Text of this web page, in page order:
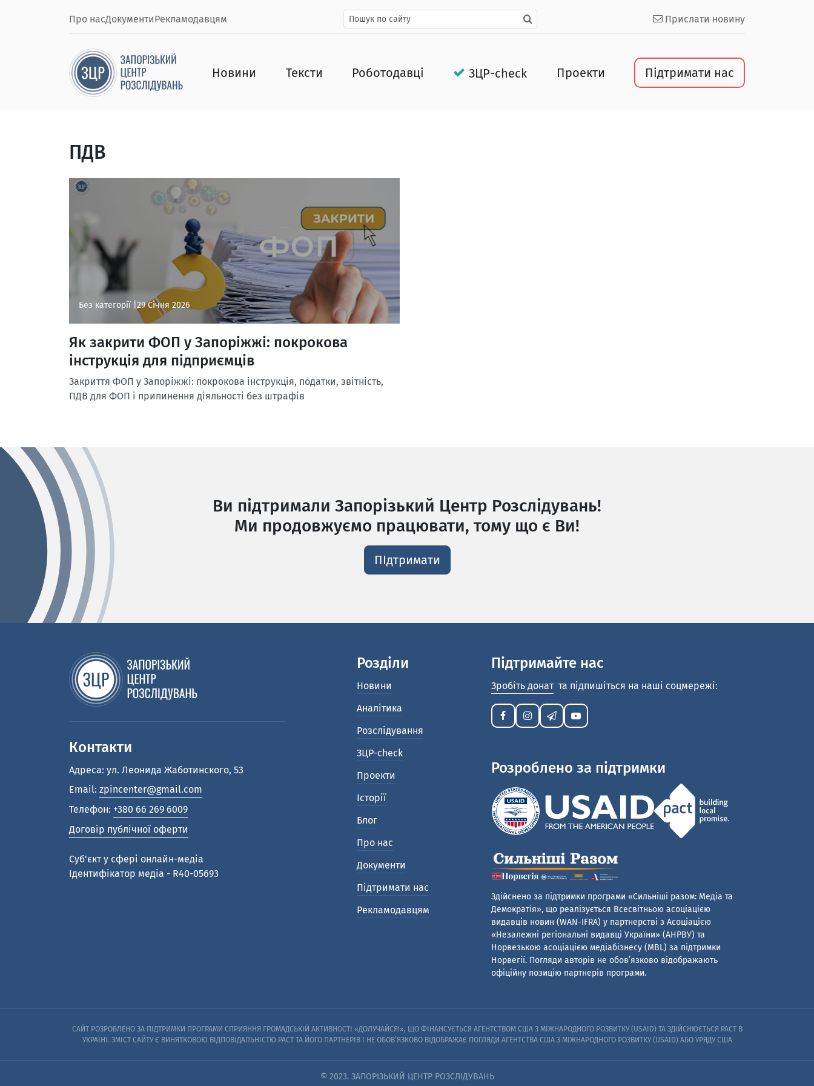
Про насДокументиРекламодавцям Прислати новину
Новини Тексти Роботодавці ЗЦР-check Проекти Підтримати нас
ПДВ
Без категорії | 29 Січня 2026
Як закрити ФОП у Запоріжжі: покрокова
інструкція для підприємців
Закриття ФОП у Запоріжжі: покрокова інструкція, податки, звітність,
ПДВ для ФОП і припинення діяльності без штрафів
Ви підтримали Запорізький Центр Розслідувань!
Ми продовжуємо працювати, тому що є Ви!
ПІдтримати
Контакти
Адреса: ул. Леонида Жаботинского, 53
Email: zpincenter@gmail.com
Телефон: +380 66 269 6009
Договір публічної оферти
Cуб'єкт у сфері онлайн-медіа
Ідентифікатор медіа - R40-05693
Розділи
Новини
Аналітика
Розслідування
ЗЦР-check
Проекти
Історії
Блог
Про нас
Документи
Підтримати нас
Рекламодавцям
Підтримайте нас
Зробіть донат та підпишіться на наші соцмережі:
Розроблено за підтримки
Здійснено за підтримки програми «Сильніші разом: Медіа та
Демократія», що реалізується Всесвітньою асоціацією
видавців новин (WAN-IFRA) у партнерстві з Асоціацією
«Незалежні регіональні видавці України» (АНРВУ) та
Норвезькою асоціацією медіабізнесу (MBL) за підтримки
Норвегії. Погляди авторів не обов’язково відображають
офіційну позицію партнерів програми.
САЙТ РОЗРОБЛЕНО ЗА ПІДТРИМКИ ПРОГРАМИ СПРИЯННЯ ГРОМАДСЬКІЙ АКТИВНОСТІ «ДОЛУЧАЙСЯ!», ЩО ФІНАНСУЄТЬСЯ АГЕНТСТВОМ США З МІЖНАРОДНОГО РОЗВИТКУ (USAID) ТА ЗДІЙСНЮЄТЬСЯ PACT В
УКРАЇНІ. ЗМІСТ САЙТУ Є ВИНЯТКОВОЮ ВІДПОВІДАЛЬНІСТЮ PACT ТА ЙОГО ПАРТНЕРІВ I НЕ ОБОВ’ЯЗКОВО ВІДОБРАЖАЄ ПОГЛЯДИ АГЕНТСТВА США З МІЖНАРОДНОГО РОЗВИТКУ (USAID) АБО УРЯДУ США
© 2023. ЗАПОРІЗЬКИЙ ЦЕНТР РОЗСЛІДУВАНЬ